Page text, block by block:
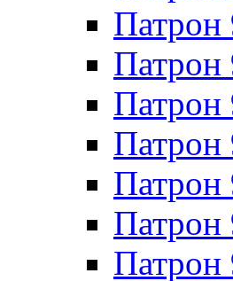
Патрон
Патрон
Патрон